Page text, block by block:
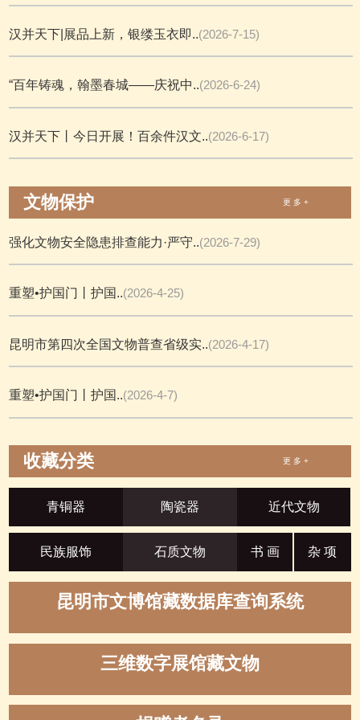
汉并天下|展品上新，银缕玉衣即..(2026-7-15)
“百年铸魂，翰墨春城——庆祝中..(2026-6-24)
汉并天下丨今日开展！百余件汉文..(2026-6-17)
文物保护 更 多 +
强化文物安全隐患排查能力·严守..(2026-7-29)
重塑•护国门丨护国..(2026-4-25)
昆明市第四次全国文物普查省级实..(2026-4-17)
重塑•护国门丨护国..(2026-4-7)
收藏分类 更 多 +
青铜器 陶瓷器 近代文物
民族服饰 石质文物 书 画 杂 项
昆明市文博馆藏数据库查询系统
三维数字展馆藏文物